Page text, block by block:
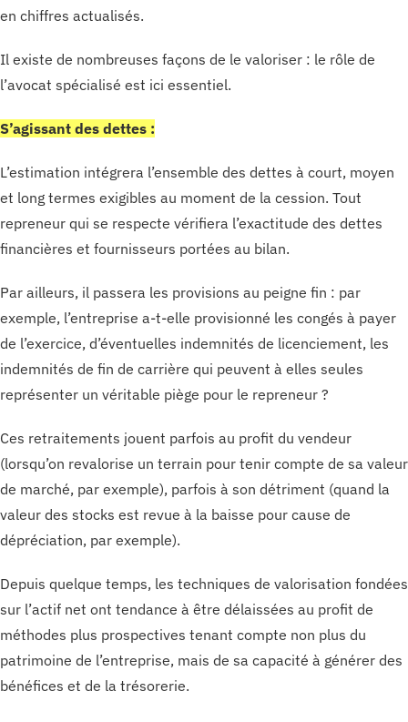
en chiffres actualisés.
Il existe de nombreuses façons de le valoriser : le rôle de
l’avocat spécialisé est ici essentiel.
S’agissant des dettes :
L’estimation intégrera l’ensemble des dettes à court, moyen
et long termes exigibles au moment de la cession. Tout
repreneur qui se respecte vérifiera l’exactitude des dettes
financières et fournisseurs portées au bilan.
Par ailleurs, il passera les provisions au peigne fin : par
exemple, l’entreprise a-t-elle provisionné les congés à payer
de l’exercice, d’éventuelles indemnités de licenciement, les
indemnités de fin de carrière qui peuvent à elles seules
représenter un véritable piège pour le repreneur ?
Ces retraitements jouent parfois au profit du vendeur
(lorsqu’on revalorise un terrain pour tenir compte de sa valeur
de marché, par exemple), parfois à son détriment (quand la
valeur des stocks est revue à la baisse pour cause de
dépréciation, par exemple).
Depuis quelque temps, les techniques de valorisation fondées
sur l’actif net ont tendance à être délaissées au profit de
méthodes plus prospectives tenant compte non plus du
patrimoine de l’entreprise, mais de sa capacité à générer des
bénéfices et de la trésorerie.